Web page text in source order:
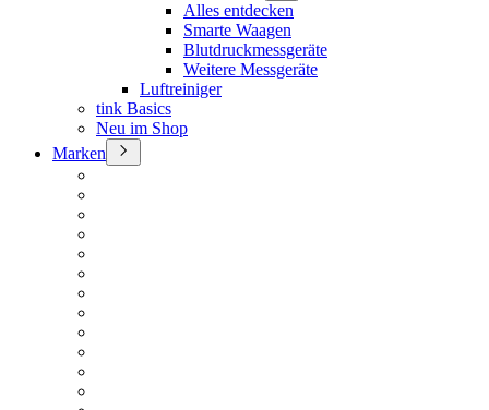
Alles entdecken
Smarte Waagen
Blutdruckmessgeräte
Weitere Messgeräte
Luftreiniger
tink Basics
Neu im Shop
Marken